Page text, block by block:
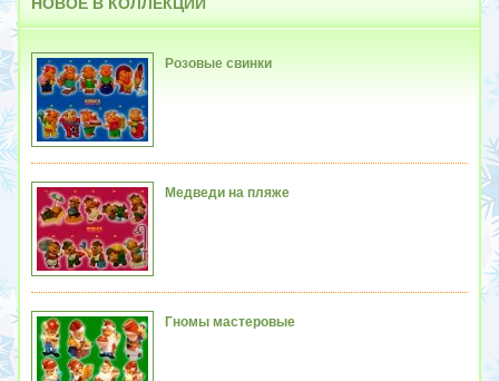
Розовые свинки
Медведи на пляже
Гномы мастеровые